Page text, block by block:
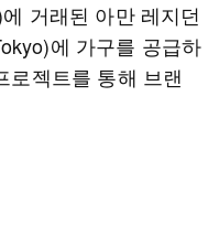
거래된 아만 레지던
에 가구를 공급하
로젝트를 통해 브랜